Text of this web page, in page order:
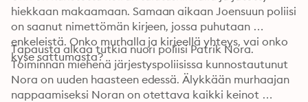
hiekkaan makaamaan. Samaan aikaan Joensuun poliisi
on saanut nimettömän kirjeen, jossa puhutaan
enkeleistä. Onko murhalla ja kirjeellä yhteys, vai onko
kyse sattumasta?
Tapausta alkaa tutkia nuori poliisi Patrik Nora.
Toiminnan miehenä järjestyspoliisissa kunnostautunut
Nora on uuden haasteen edessä. Älykkään murhaajan
nappaamiseksi Noran on otettava kaikki keinot